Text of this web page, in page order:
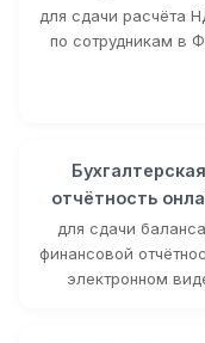
для сдачи расчёта
по сотрудникам в
Бухгалтерская
отчётность
для сдачи
финансовой
электронном